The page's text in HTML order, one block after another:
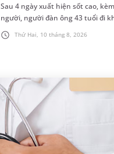
Thứ Hai, 10 tháng 8, 2026
Sau 4 ngày xuất hiện sốt cao,
người, người đàn ông 43 tuổi đi
đoán sốt xuất huyết Dengue và
điều trị ngay để tránh bi...